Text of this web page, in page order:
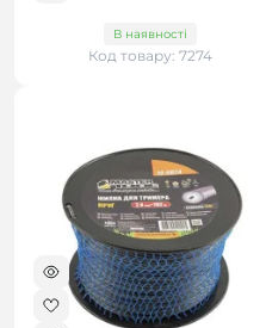
В наявності
Код товару: 7274